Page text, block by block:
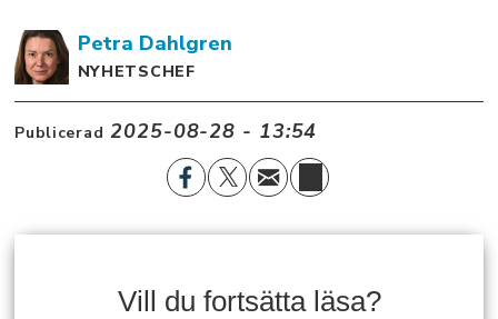
Petra Dahlgren
NYHETSCHEF
Publicerad 2025-08-28 - 13:54
Vill du fortsätta läsa?